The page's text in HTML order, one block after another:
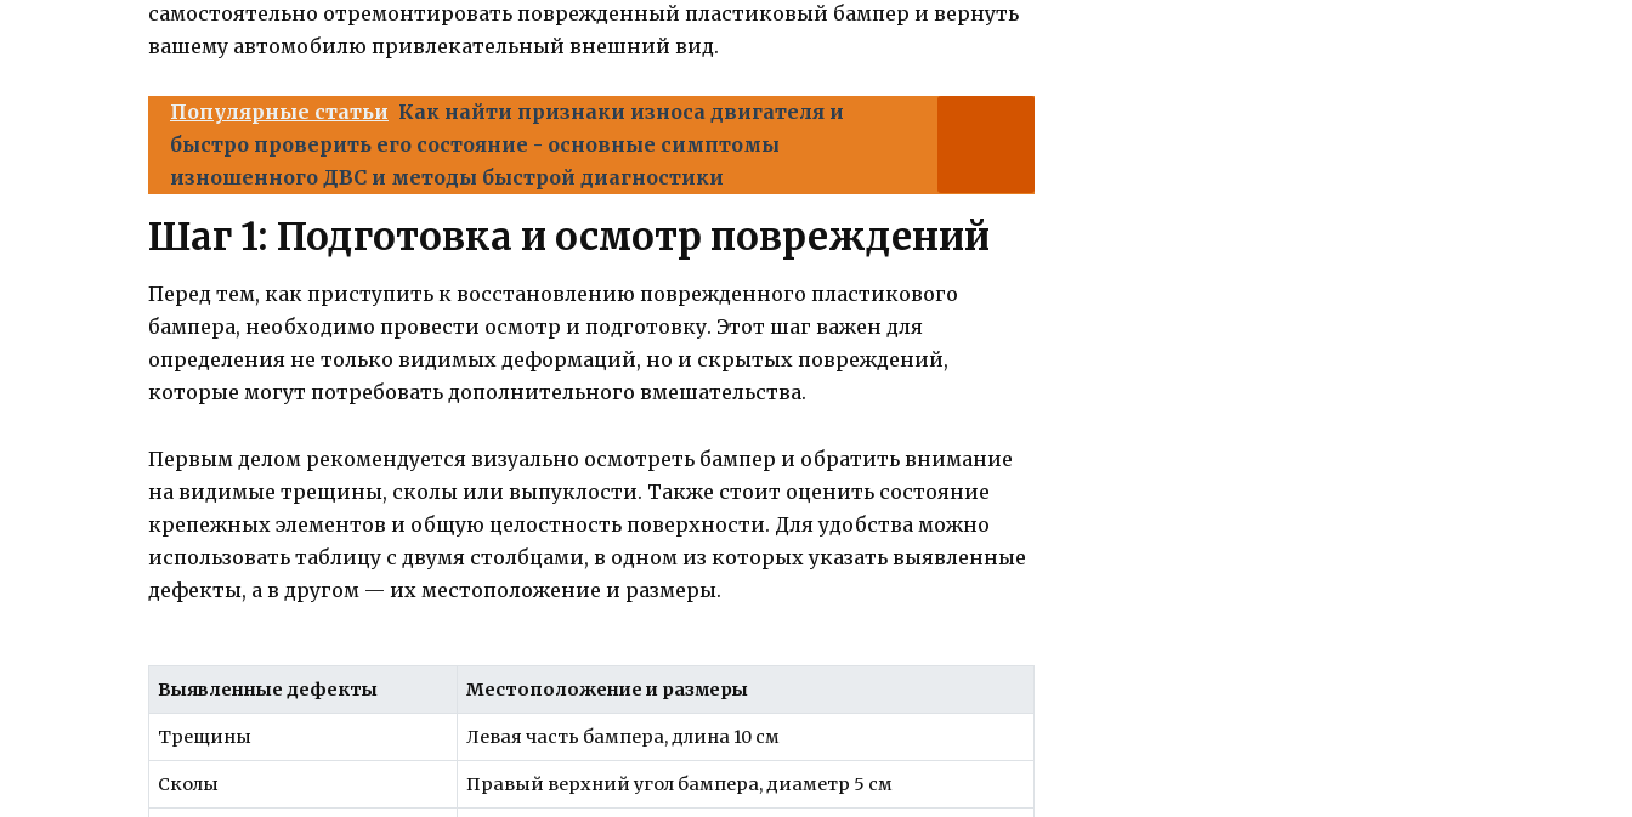
самостоятельно отремонтировать поврежденный пластиковый бампер и вернуть
вашему автомобилю привлекательный внешний вид.
Популярные статьи Как найти признаки износа двигателя и
быстро проверить его состояние - основные симптомы
изношенного ДВС и методы быстрой диагностики
Шаг 1: Подготовка и осмотр повреждений
Перед тем, как приступить к восстановлению поврежденного пластикового
бампера, необходимо провести осмотр и подготовку. Этот шаг важен для
определения не только видимых деформаций, но и скрытых повреждений,
которые могут потребовать дополнительного вмешательства.
Первым делом рекомендуется визуально осмотреть бампер и обратить внимание
на видимые трещины, сколы или выпуклости. Также стоит оценить состояние
крепежных элементов и общую целостность поверхности. Для удобства можно
использовать таблицу с двумя столбцами, в одном из которых указать выявленные
дефекты, а в другом — их местоположение и размеры.
Выявленные дефекты Местоположение и размеры
Трещины Левая часть бампера, длина 10 см
Сколы Правый верхний угол бампера, диаметр 5 см